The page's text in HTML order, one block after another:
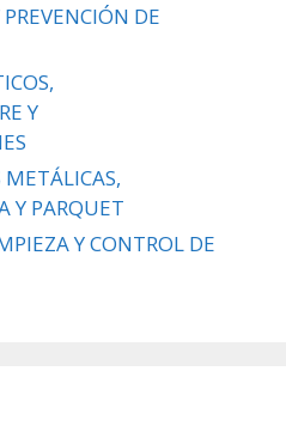
DE
Y
Y PARQUET
Y CONTROL DE